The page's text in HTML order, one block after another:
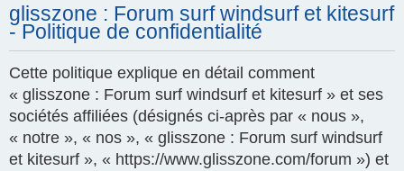
glisszone : Forum surf windsurf et kitesurf
- Politique de confidentialité
Cette politique explique en détail comment
« glisszone : Forum surf windsurf et kitesurf » et ses
sociétés affiliées (désignés ci-après par « nous »,
« notre », « nos », « glisszone : Forum surf windsurf
et kitesurf », « https://www.glisszone.com/forum ») et